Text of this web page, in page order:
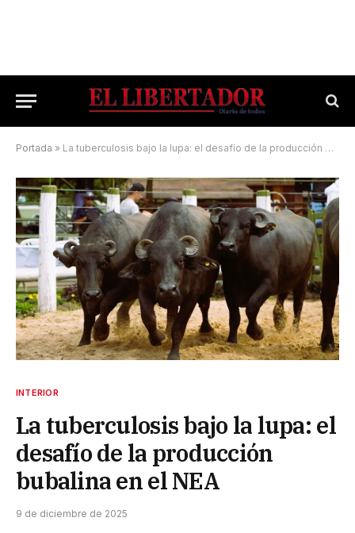
Portada » La tuberculosis bajo la lupa: el desafío de la producción bubalina en el NEA
INTERIOR
La tuberculosis bajo la lupa: el
desafío de la producción
bubalina en el NEA
9 de diciembre de 2025